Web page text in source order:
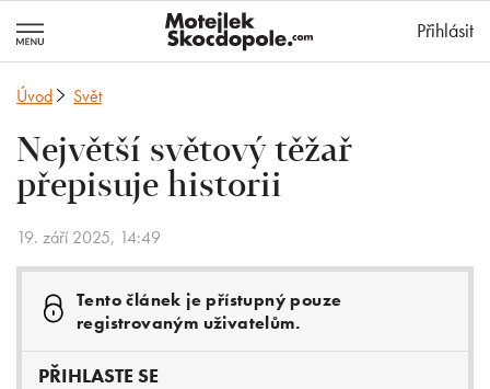
Přihlásit
Úvod Svět
Největší světový těžař
přepisuje historii
19. září 2025, 14:49
Tento článek je přístupný pouze
registrovaným uživatelům.
PŘIHLASTE SE